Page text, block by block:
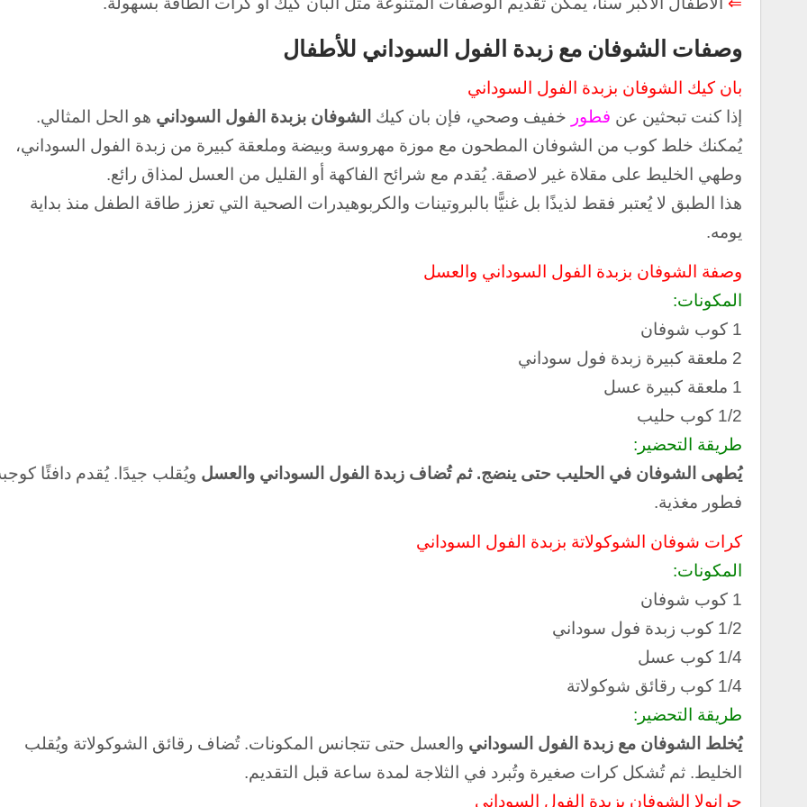
وصفات الشوفان مع زبدة الفول السوداني للأطفال
بان كيك الشوفان بزبدة الفول السوداني
إذا كنت تبحثين عن فطور خفيف وصحي، فإن بان كيك الشوفان بزبدة الفول السوداني هو الحل المثالي.
يُمكنك خلط كوب من الشوفان المطحون مع موزة مهروسة وبيضة وملعقة كبيرة من زبدة الفول السوداني،
وطهي الخليط على مقلاة غير لاصقة.يُقدم مع شرائح الفاكهة أو القليل من العسل لمذاق رائع.
هذا الطبق لا يُعتبر فقط لذيذًا بل غنيًّا بالبروتينات والكربوهيدرات الصحية التي تعزز طاقة الطفل منذ بداية
يومه.
وصفة الشوفان بزبدة الفول السوداني والعسل
المكونات:
1 كوب شوفان
2 ملعقة كبيرة زبدة فول سوداني
1 ملعقة كبيرة عسل
1/2 كوب حليب
طريقة التحضير:
يُطهى الشوفان في الحليب حتى ينضج. ثمتُضاف زبدة الفول السوداني والعسل ويُقلب جيدًا.يُقدم دافئًا
فطور مغذية.
كرات شوفان الشوكولاتة بزبدة الفول السوداني
المكونات:
1 كوب شوفان
1/2 كوب زبدة فول سوداني
1/4 كوب عسل
1/4 كوب رقائق شوكولاتة
طريقة التحضير:
يُخلط الشوفان مع زبدة الفول السوداني والعسل حتى تتجانس المكونات.تُضاف رقائق الشوكولاتة ويُقلب
الخليط. ثمتُشكل كرات صغيرة وتُبرد في الثلاجة لمدة ساعة قبل التقديم.
جرانولا الشوفان بزبدة الفول السوداني